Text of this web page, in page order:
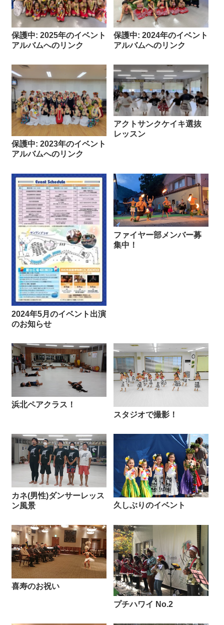
保護中: 2025年のイベント
アルバムへのリンク
保護中: 2024年のイベント
アルバムへのリンク
保護中: 2023年のイベント
アルバムへのリンク
アクトサンクケイキ選抜
レッスン
2024年5月のイベント出演
のお知らせ
ファイヤー部メンバー募
集中！
浜北ペアクラス！
スタジオで撮影！
カネ(男性)ダンサーレッス
ン風景
久しぶりのイベント
喜寿のお祝い
プチハワイ No.2